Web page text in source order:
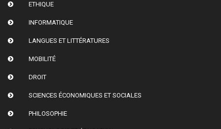
ETHIQUE
INFORMATIQUE
LANGUES ET LITTÉRATURES
MOBILITÉ
DROIT
SCIENCES ÉCONOMIQUES ET SOCIALES
PHILOSOPHIE